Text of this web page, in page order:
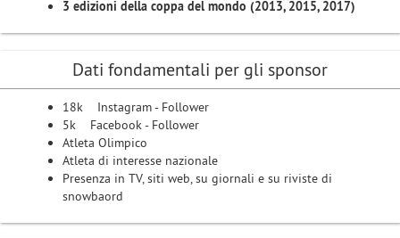
3 edizioni della coppa del mondo (2013, 2015, 2017)
Dati fondamentali per gli sponsor
18k Instagram - Follower
5k Facebook - Follower
Atleta Olimpico
Atleta di interesse nazionale
Presenza in TV, siti web, su giornali e su riviste di
snowbaord